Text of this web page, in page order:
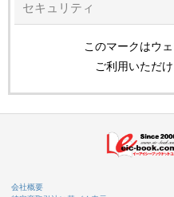
セキュリティ
このマークはウ
ご利用いただ
会社概要